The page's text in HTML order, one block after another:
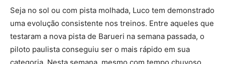
Seja no sol ou com pista molhada, Luco tem demonstrado
uma evolução consistente nos treinos. Entre aqueles que
testaram a nova pista de Barueri na semana passada, o
piloto paulista conseguiu ser o mais rápido em sua